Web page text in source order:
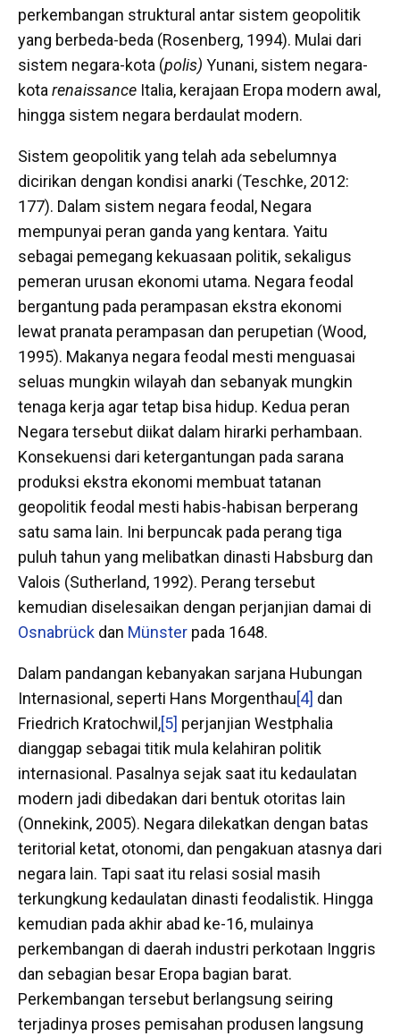
perkembangan struktural antar sistem geopolitik
yang berbeda-beda (Rosenberg, 1994). Mulai dari
sistem negara-kota (polis) Yunani, sistem negara-
kota renaissance Italia, kerajaan Eropa modern awal,
hingga sistem negara berdaulat modern.
Sistem geopolitik yang telah ada sebelumnya
dicirikan dengan kondisi anarki (Teschke, 2012:
177). Dalam sistem negara feodal, Negara
mempunyai peran ganda yang kentara. Yaitu
sebagai pemegang kekuasaan politik, sekaligus
pemeran urusan ekonomi utama. Negara feodal
bergantung pada perampasan ekstra ekonomi
lewat pranata perampasan dan perupetian (Wood,
1995). Makanya negara feodal mesti menguasai
seluas mungkin wilayah dan sebanyak mungkin
tenaga kerja agar tetap bisa hidup. Kedua peran
Negara tersebut diikat dalam hirarki perhambaan.
Konsekuensi dari ketergantungan pada sarana
produksi ekstra ekonomi membuat tatanan
geopolitik feodal mesti habis-habisan berperang
satu sama lain. Ini berpuncak pada perang tiga
puluh tahun yang melibatkan dinasti Habsburg dan
Valois (Sutherland, 1992). Perang tersebut
kemudian diselesaikan dengan perjanjian damai di
Osnabrück dan Münster pada 1648.
Dalam pandangan kebanyakan sarjana Hubungan
Internasional, seperti Hans Morgenthau[4] dan
Friedrich Kratochwil,[5] perjanjian Westphalia
dianggap sebagai titik mula kelahiran politik
internasional. Pasalnya sejak saat itu kedaulatan
modern jadi dibedakan dari bentuk otoritas lain
(Onnekink, 2005). Negara dilekatkan dengan batas
teritorial ketat, otonomi, dan pengakuan atasnya dari
negara lain. Tapi saat itu relasi sosial masih
terkungkung kedaulatan dinasti feodalistik. Hingga
kemudian pada akhir abad ke-16, mulainya
perkembangan di daerah industri perkotaan Inggris
dan sebagian besar Eropa bagian barat.
Perkembangan tersebut berlangsung seiring
terjadinya proses pemisahan produsen langsung